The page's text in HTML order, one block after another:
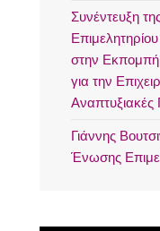
Συνέντευξη
στην Εκπομπή
για την
Αναπτυξιακές
Γιάννης
Ένωσης